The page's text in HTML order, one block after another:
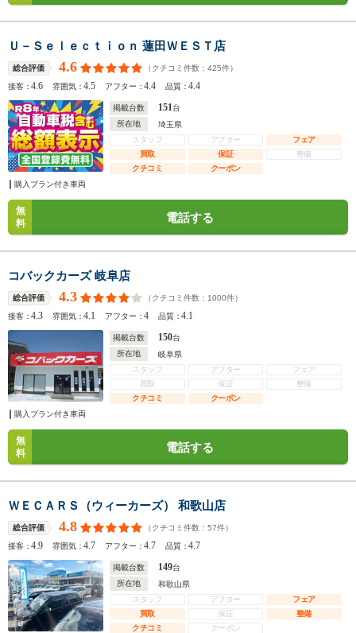
Ｕ－Ｓｅｌｅｃｔｉｏｎ 蓮田ＷＥＳＴ店
総合評価 4.6 （クチコミ件数： 425件）
接客：4.6 雰囲気：4.5 アフター：4.4 品質：4.4
掲載台数 151台
所在地
埼玉県
スタッフ
アフター
フェア
買取
保証
整備
クチコミ
クーポン
購入プラン付き車両
無
料
電話する
コバックカーズ 岐阜店
総合評価 4.3 （クチコミ件数： 1000件）
接客：4.3 雰囲気：4.1 アフター：4 品質：4.1
掲載台数 150台
所在地
岐阜県
スタッフ
アフター
フェア
買取
保証
整備
クチコミ
クーポン
購入プラン付き車両
無
料
電話する
ＷＥＣＡＲＳ（ウィーカーズ） 和歌山店
総合評価 4.8 （クチコミ件数： 57件）
接客：4.9 雰囲気：4.7 アフター：4.7 品質：4.7
掲載台数 149台
所在地
和歌山県
スタッフ
アフター
フェア
買取
保証
整備
クチコミ
クーポン